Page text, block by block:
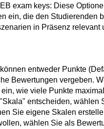
exam keys: Diese
ein, die den Studierenden
in Präsenz
entweder Punkte
Bewertungen vergeben.
wie viele Punkte
entscheiden, wählen
Sie eigene Skalen
wählen Sie als